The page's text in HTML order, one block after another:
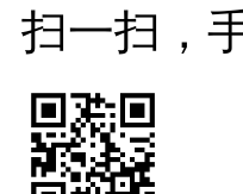
扫一扫，